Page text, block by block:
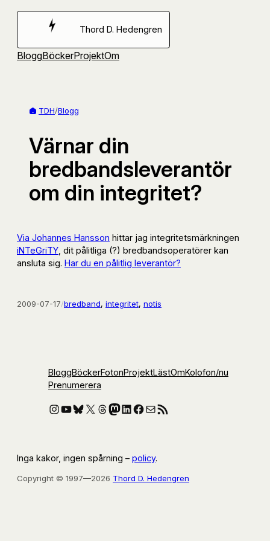
Hoppa
Thord D. Hedengren
BloggBöckerProjektOm
TDH/Blogg
Värnar din
bredbandsleverantör
om din integritet?
Via Johannes Hansson hittar jag integritetsmärkningen
iNTeGriTY , dit pålitliga (?) bredbandsoperatörer kan
ansluta sig. Har du en pålitlig leverantör?
2009-07-17/bredband, integritet, notis
BloggBöckerFotonProjektLästOmKolofon/nu
Prenumerera
Instagram
YouTube
Bluesky
X Threads
Mastodon
LinkedIn
Facebook
E-postRSS-flöde
Inga kakor, ingen spårning – policy.
Copyright © 1997—2026 Thord D. Hedengren